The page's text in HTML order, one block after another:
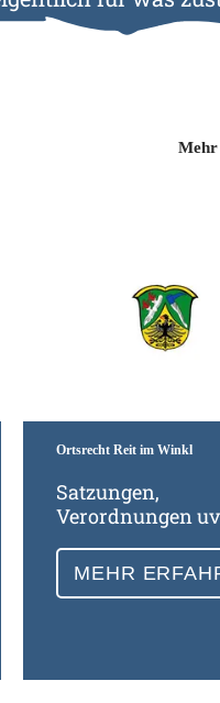
Hilfe
Mehr
Ortsrecht Reit im Winkl
Satzungen,
Verordnungen
MEHR